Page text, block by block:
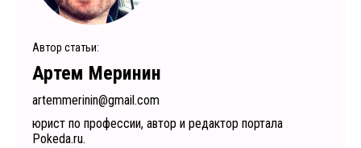
Автор статьи:
Артем Меринин
artemmerinin@gmail.com
юрист по профессии, автор и редактор портала
Pokeda.ru.